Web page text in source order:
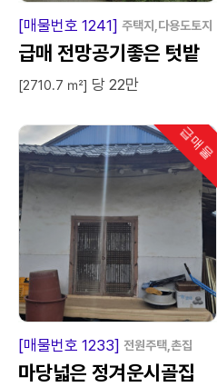
급 매 물
[매물번호 1241] 주택지,다용도토지
급매 전망공기좋은 텃밭
주택지
[2710.7 ㎡] 당 22만
급매물
인기
급 매 물
[매물번호 1233] 전원주택,촌집
마당넓은 정겨운시골집